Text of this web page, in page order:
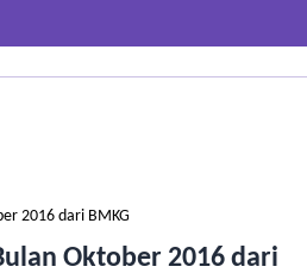
2016 dari BMKG
Oktober 2016 dari